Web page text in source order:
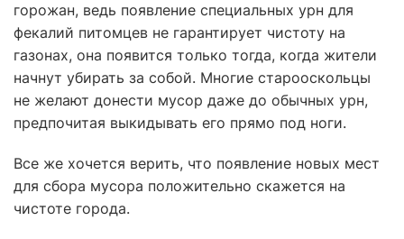
горожан, ведь появление специальных урн для
фекалий питомцев не гарантирует чистоту на
газонах, она появится только тогда, когда жители
начнут убирать за собой. Многие старооскольцы
не желают донести мусор даже до обычных урн,
предпочитая выкидывать его прямо под ноги.
Все же хочется верить, что появление новых мест
для сбора мусора положительно скажется на
чистоте города.